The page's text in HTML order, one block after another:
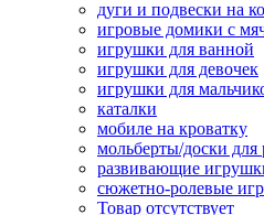
дуги и подвески на
игровые домики с
игрушки для ванной
игрушки для девочек
игрушки для
каталки
мобиле на кроватку
мольберты/доски для
развивающие
сюжетно-ролевые
Товар отсутствует